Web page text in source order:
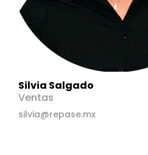
Silvia Salgado
Ventas
silvia@repase.mx